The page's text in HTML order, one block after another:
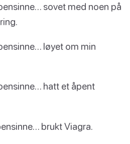
sovet med noen på
løyet om min
hatt et åpent
brukt Viagra.